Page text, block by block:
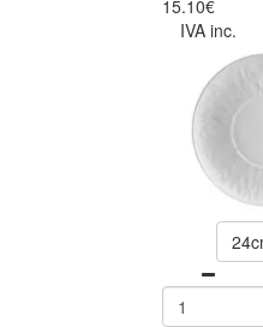
15.10€
IVA inc.